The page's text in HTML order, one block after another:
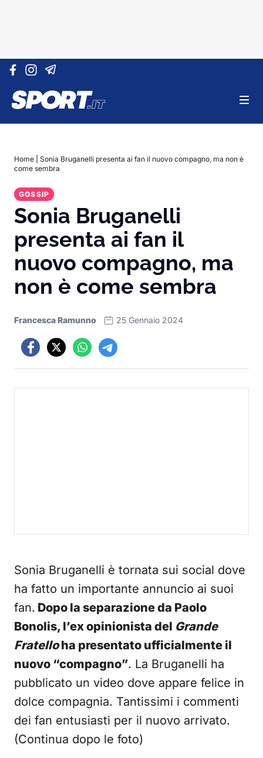
Vai al contenuto
Home
Sonia Bruganelli presenta ai fan il nuovo compagno, ma non è
come sembra
GOSSIP
Sonia Bruganelli
presenta ai fan il
nuovo compagno, ma
non è come sembra
Francesca Ramunno 25 Gennaio 2024
Sonia Bruganelli è tornata sui social dove
ha fatto un importante annuncio ai suoi
fan. Dopo la separazione da Paolo
Bonolis, l’ex opinionista del Grande
Fratelloha presentato ufficialmente il
nuovo “compagno”. La Bruganelli ha
pubblicato un video dove appare felice in
dolce compagnia. Tantissimi i commenti
dei fan entusiasti per il nuovo arrivato.
(Continua dopo le foto)